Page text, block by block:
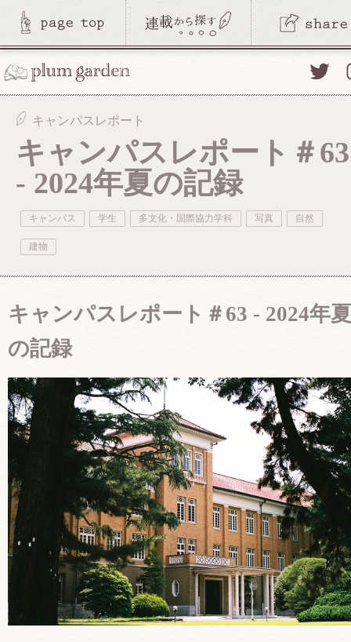
Twitter
キャンパスレポート
キャンパスレポート＃63
- 2024年夏の記録
キャンパス 学生 多文化・国際協力学科 写真 自然
建物
キャンパスレポート＃63 - 2024年夏
の記録